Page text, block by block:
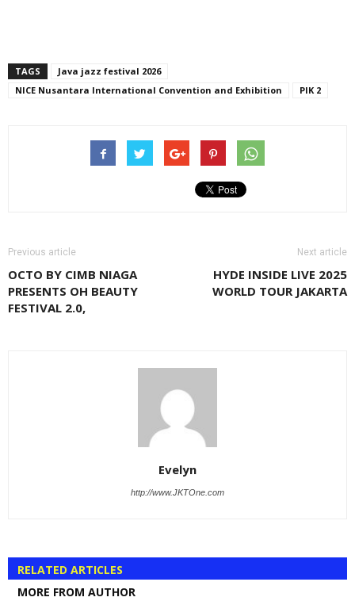
TAGS
Java jazz festival 2026
NICE Nusantara International Convention and Exhibition
PIK 2
Previous article
OCTO BY CIMB NIAGA
PRESENTS OH BEAUTY
FESTIVAL 2.0,
Next article
HYDE INSIDE LIVE 2025
WORLD TOUR JAKARTA
Evelyn
http://www.JKTOne.com
RELATED ARTICLES
MORE FROM AUTHOR